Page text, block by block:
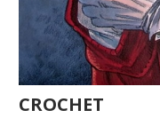
CROCHET